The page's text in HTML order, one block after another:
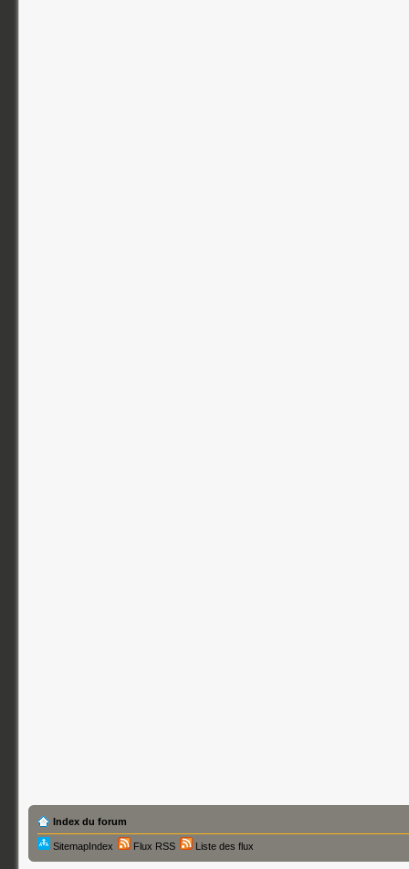
Index du forum
SitemapIndex Flux RSS Liste des flux